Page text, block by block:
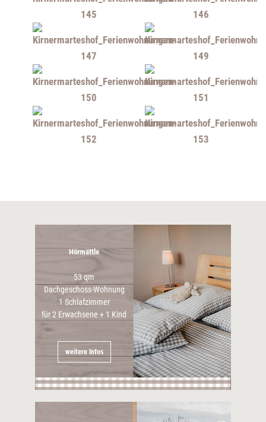
Hörmättle
53 qm
Dachgeschoss-Wohnung
1 Schlafzimmer
für 2 Erwachsene + 1 Kind
weitere Infos